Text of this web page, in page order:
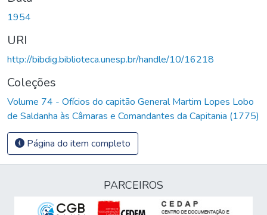
1954
URI
http://bibdig.biblioteca.unesp.br/handle/10/16218
Coleções
Volume 74 - Ofícios do capitão General Martim Lopes Lobo
de Saldanha às Câmaras e Comandantes da Capitania (1775)
Página do item completo
PARCEIROS